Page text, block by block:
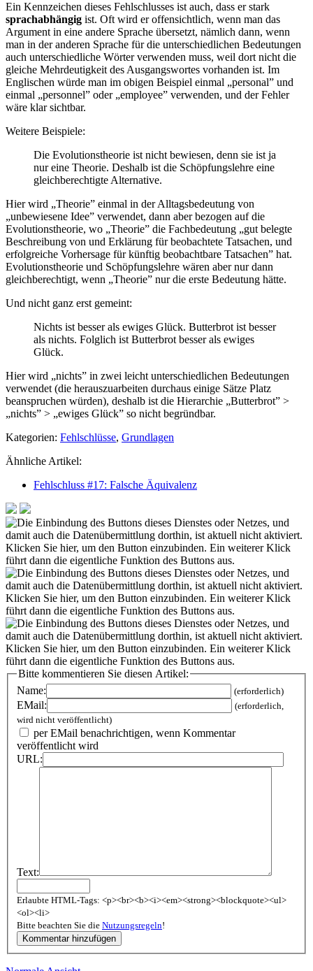
Ein Kennzeichen dieses Fehlschlusses ist auch, dass er stark
sprachabhängig ist. Oft wird er offensichtlich, wenn man das
Argument in eine andere Sprache übersetzt, nämlich dann, wenn
man in der anderen Sprache für die unterschiedlichen Bedeutungen
auch unterschiedliche Wörter verwenden muss, weil dort nicht die
gleiche Mehrdeutigkeit des Ausgangswortes vorhanden ist. Im
Englischen würde man im obigen Beispiel einmal „personal” und
einmal „personnel” oder „employee” verwenden, und der Fehler
wäre klar sichtbar.
Weitere Beispiele:
Die Evolutionstheorie ist nicht bewiesen, denn sie ist ja
nur eine Theorie. Deshalb ist die Schöpfungslehre eine
gleichberechtigte Alternative.
Hier wird „Theorie” einmal in der Alltagsbedeutung von
„unbewiesene Idee” verwendet, dann aber bezogen auf die
Evolutionstheorie, wo „Theorie” die Fachbedeutung „gut belegte
Beschreibung von und Erklärung für beobachtete Tatsachen, und
erfolgreiche Vorhersage für künftig beobachtbare Tatsachen” hat.
Evolutionstheorie und Schöpfungslehre wären aber nur dann
gleichberechtigt, wenn „Theorie” nur die erste Bedeutung hätte.
Und nicht ganz erst gemeint:
Nichts ist besser als ewiges Glück. Butterbrot ist besser
als nichts. Folglich ist Butterbrot besser als ewiges
Glück.
Hier wird „nichts” in zwei leicht unterschiedlichen Bedeutungen
verwendet (die herauszuarbeiten durchaus einige Sätze Platz
beanspruchen würden), deshalb ist die Hierarchie „Butterbrot” >
„nichts” > „ewiges Glück” so nicht begründbar.
Kategorien: Fehlschlüsse, Grundlagen
Ähnliche Artikel:
Fehlschluss #17: Falsche Äquivalenz
Bitte kommentieren Sie diesen Artikel:
Name:
(erforderlich)
EMail:
(erforderlich,
wird nicht veröffentlicht)
per EMail benachrichtigen, wenn Kommentar
veröffentlicht wird
URL:
Text:
Erlaubte HTML-Tags: <p><br><b><i><em><strong><blockquote><ul>
<ol><li>
Bitte beachten Sie die Nutzungsregeln!
Kommentar hinzufügen